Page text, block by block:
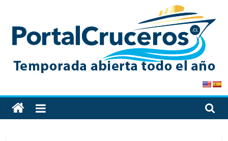
content
PortalCruceros
Toda
la